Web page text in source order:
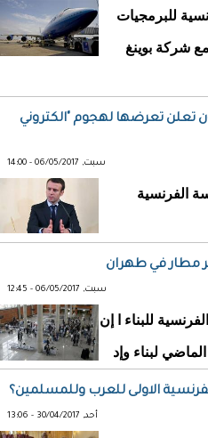
للبرمجيات
مع شركة بوينغ
تعلن تعرضها لهجوم "الكتروني
سبت, 06/05/2017 - 14:00
الفرنسية
مطار في طهران
سبت, 06/05/2017 - 12:45
للبناء ا إن
لبناء وإد
الاولى للعرب وللمسلمين؟
أحد, 30/04/2017 - 13:06